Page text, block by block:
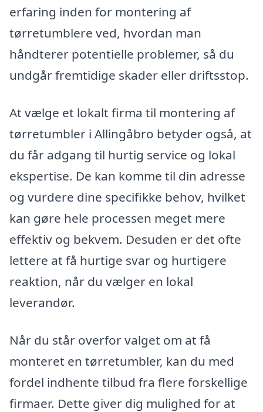
erfaring inden for montering af
tørretumblere ved, hvordan man
håndterer potentielle problemer, så du
undgår fremtidige skader eller driftsstop.
At vælge et lokalt firma til montering af
tørretumbler i Allingåbro betyder også, at
du får adgang til hurtig service og lokal
ekspertise. De kan komme til din adresse
og vurdere dine specifikke behov, hvilket
kan gøre hele processen meget mere
effektiv og bekvem. Desuden er det ofte
lettere at få hurtige svar og hurtigere
reaktion, når du vælger en lokal
leverandør.
Når du står overfor valget om at få
monteret en tørretumbler, kan du med
fordel indhente tilbud fra flere forskellige
firmaer. Dette giver dig mulighed for at